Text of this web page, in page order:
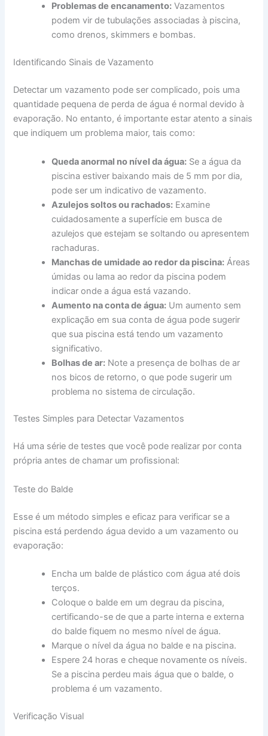
Problemas de encanamento: Vazamentos
podem vir de tubulações associadas à piscina,
como drenos, skimmers e bombas.
Identificando Sinais de Vazamento
Detectar um vazamento pode ser complicado, pois uma
quantidade pequena de perda de água é normal devido à
evaporação. No entanto, é importante estar atento a sinais
que indiquem um problema maior, tais como:
Queda anormal no nível da água: Se a água da
piscina estiver baixando mais de 5 mm por dia,
pode ser um indicativo de vazamento.
Azulejos soltos ou rachados: Examine
cuidadosamente a superfície em busca de
azulejos que estejam se soltando ou apresentem
rachaduras.
Manchas de umidade ao redor da piscina: Áreas
úmidas ou lama ao redor da piscina podem
indicar onde a água está vazando.
Aumento na conta de água: Um aumento sem
explicação em sua conta de água pode sugerir
que sua piscina está tendo um vazamento
significativo.
Bolhas de ar: Note a presença de bolhas de ar
nos bicos de retorno, o que pode sugerir um
problema no sistema de circulação.
Testes Simples para Detectar Vazamentos
Há uma série de testes que você pode realizar por conta
própria antes de chamar um profissional:
Teste do Balde
Esse é um método simples e eficaz para verificar se a
piscina está perdendo água devido a um vazamento ou
evaporação:
Encha um balde de plástico com água até dois
terços.
Coloque o balde em um degrau da piscina,
certificando-se de que a parte interna e externa
do balde fiquem no mesmo nível de água.
Marque o nível da água no balde e na piscina.
Espere 24 horas e cheque novamente os níveis.
Se a piscina perdeu mais água que o balde, o
problema é um vazamento.
Verificação Visual